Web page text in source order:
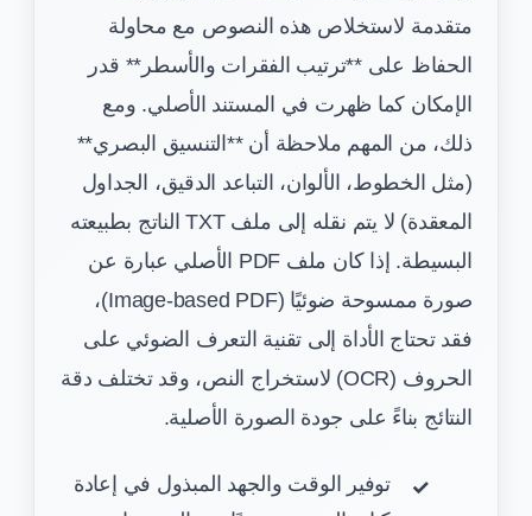
متقدمة لاستخلاص هذه النصوص مع محاولة
الحفاظ على **ترتيب الفقرات والأسطر** قدر
الإمكان كما ظهرت في المستند الأصلي. ومع
ذلك، من المهم ملاحظة أن **التنسيق البصري**
(مثل الخطوط، الألوان، التباعد الدقيق، الجداول
المعقدة) لا يتم نقله إلى ملف TXT الناتج بطبيعته
البسيطة. إذا كان ملف PDF الأصلي عبارة عن
صورة ممسوحة ضوئيًا (Image-based PDF)،
فقد تحتاج الأداة إلى تقنية التعرف الضوئي على
الحروف (OCR) لاستخراج النص، وقد تختلف دقة
النتائج بناءً على جودة الصورة الأصلية.
توفير الوقت والجهد المبذول في إعادة